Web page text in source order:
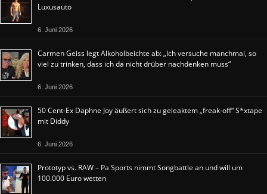
Luxusauto
6. Juni 2026
Carmen Geiss legt Alkoholbeichte ab: „Ich versuche manchmal, so
viel zu trinken, dass ich da nicht drüber nachdenken muss“
6. Juni 2026
50 Cent-Ex Daphne Joy äußert sich zu geleaktem „freak-off“ S*xtape
mit Diddy
6. Juni 2026
Prototyp vs. RAW – Pa Sports nimmt Songbattle an und will um
100.000 Euro wetten